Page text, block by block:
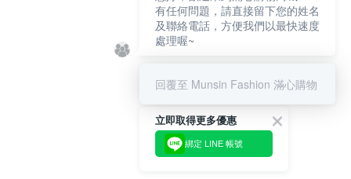
立即取得更多優惠
綁定 LINE 帳號
有任何問題，請直接留下您的姓名
及聯絡電話，方便我們以最快速度
處理喔~
回覆至 Munsin Fashion 滿心購物